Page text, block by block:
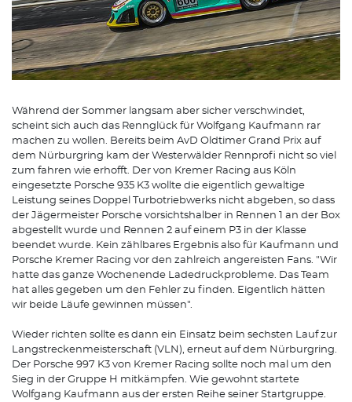
Während der Sommer langsam aber sicher verschwindet,
scheint sich auch das Rennglück für Wolfgang Kaufmann rar
machen zu wollen. Bereits beim AvD Oldtimer Grand Prix auf
dem Nürburgring kam der Westerwälder Rennprofi nicht so viel
zum fahren wie erhofft. Der von Kremer Racing aus Köln
eingesetzte Porsche 935 K3 wollte die eigentlich gewaltige
Leistung seines Doppel Turbotriebwerks nicht abgeben, so dass
der Jägermeister Porsche vorsichtshalber in Rennen 1 an der Box
abgestellt wurde und Rennen 2 auf einem P3 in der Klasse
beendet wurde. Kein zählbares Ergebnis also für Kaufmann und
Porsche Kremer Racing vor den zahlreich angereisten Fans. "Wir
hatte das ganze Wochenende Ladedruckprobleme. Das Team
hat alles gegeben um den Fehler zu finden. Eigentlich hätten
wir beide Läufe gewinnen müssen".
Wieder richten sollte es dann ein Einsatz beim sechsten Lauf zur
Langstreckenmeisterschaft (VLN), erneut auf dem Nürburgring.
Der Porsche 997 K3 von Kremer Racing sollte noch mal um den
Sieg in der Gruppe H mitkämpfen. Wie gewohnt startete
Wolfgang Kaufmann aus der ersten Reihe seiner Startgruppe.